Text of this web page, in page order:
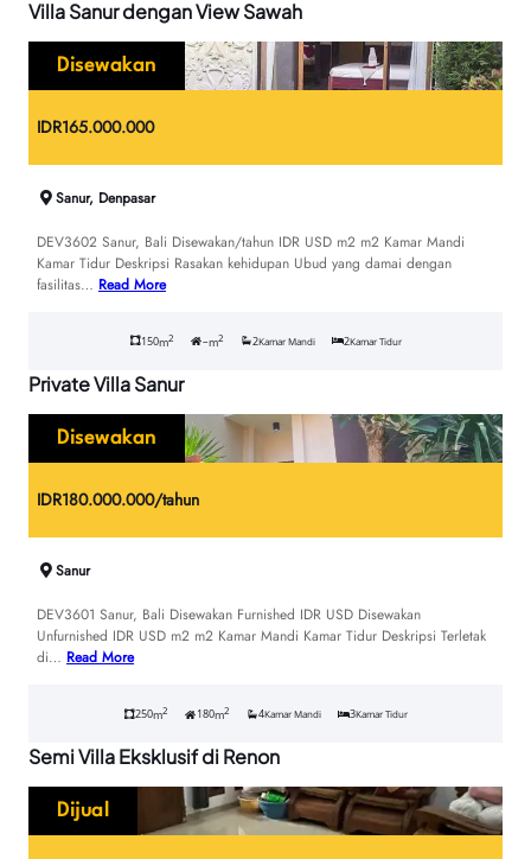
Villa Sanur dengan View Sawah
Disewakan
IDR165.000.000
Sanur, Denpasar
DEV3602 Sanur, Bali Disewakan/tahun IDR USD m2 m2 Kamar Mandi
Kamar Tidur Deskripsi Rasakan kehidupan Ubud yang damai dengan
fasilitas… Read More
150m2 –m2 2Kamar Mandi 2Kamar Tidur
Private Villa Sanur
Disewakan
IDR180.000.000/tahun
Sanur
DEV3601 Sanur, Bali Disewakan Furnished IDR USD Disewakan
Unfurnished IDR USD m2 m2 Kamar Mandi Kamar Tidur Deskripsi Terletak
di… Read More
250m2 180m2 4Kamar Mandi 3Kamar Tidur
Semi Villa Eksklusif di Renon
Dijual